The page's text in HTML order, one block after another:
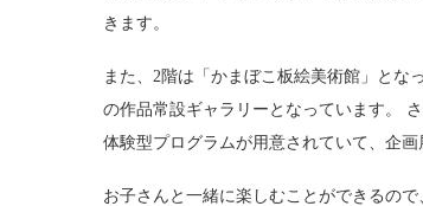
きます。
また、2階は「かまぼこ板絵美術館」とな
の作品常設ギャラリーとなっています。
体験型プログラムが用意されていて、企画
お子さんと一緒に楽しむことができるの